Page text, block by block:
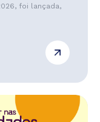
foi lançada,